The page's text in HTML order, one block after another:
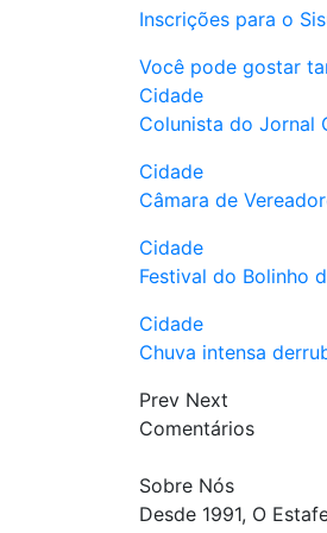
Inscrições para o
Você pode gostar
Cidade
Colunista do Jornal
Cidade
Câmara de
Cidade
Festival do Bolinho
Cidade
Chuva intensa
Prev Next
Comentários
Sobre Nós
Desde 1991, O